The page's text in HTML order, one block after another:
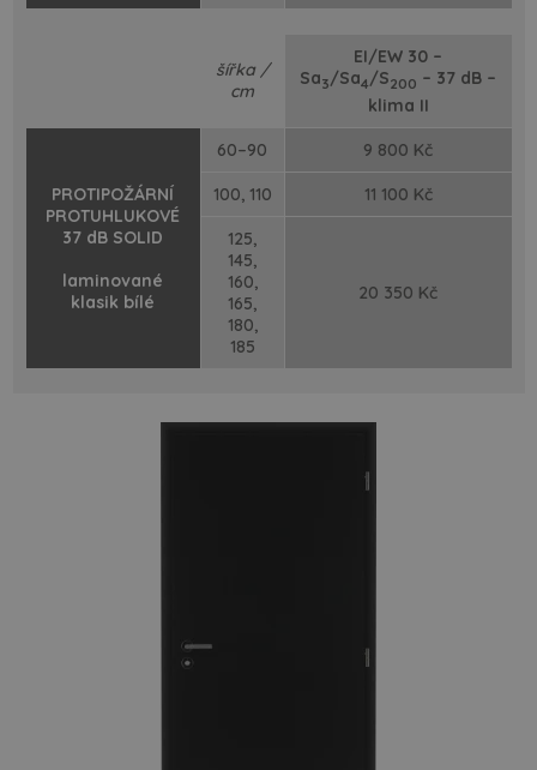
šířka /
cm
EI/EW 30 –
Sa3/Sa4/S200 – 37 dB –
klima II
PROTIPOŽÁRNÍ
PROTUHLUKOVÉ
37 dB SOLID
laminované
klasik bílé
60–90 9 800 Kč
100, 110 11 100 Kč
125,
145,
160,
165,
180,
185
20 350 Kč